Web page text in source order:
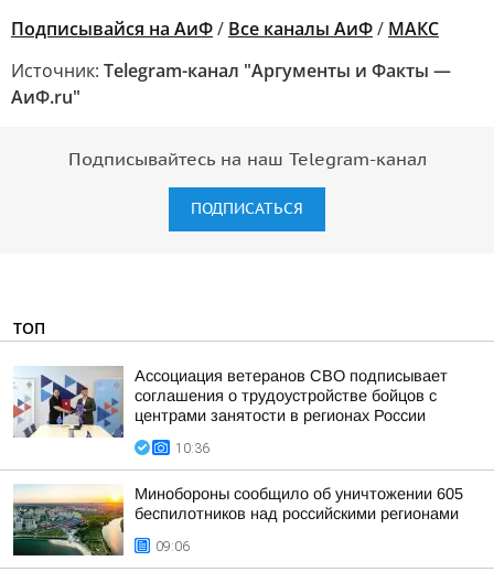
Подписывайся на АиФ/ Все каналы АиФ/ MAКС
Источник: Telegram-канал "Аргументы и Факты —
АиФ.ru"
Подписывайтесь на наш Telegram-канал
ПОДПИСАТЬСЯ
ТОП
Ассоциация ветеранов СВО подписывает
соглашения о трудоустройстве бойцов с
центрами занятости в регионах России
10:36
Минобороны сообщило об уничтожении 605
беспилотников над российскими регионами
09:06